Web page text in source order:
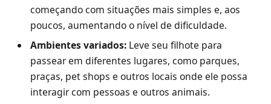
começando com situações mais simples e, aos
poucos, aumentando o nível de dificuldade.
Ambientes variados: Leve seu filhote para
passear em diferentes lugares, como parques,
praças, pet shops e outros locais onde ele possa
interagir com pessoas e outros animais.